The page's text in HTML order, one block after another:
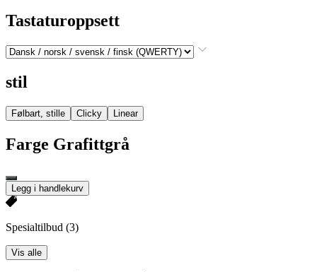
Tastaturoppsett
stil
Følbart, stille Clicky Linear
Farge Grafittgrå
Legg i handlekurv
Spesialtilbud (3)
Vis alle